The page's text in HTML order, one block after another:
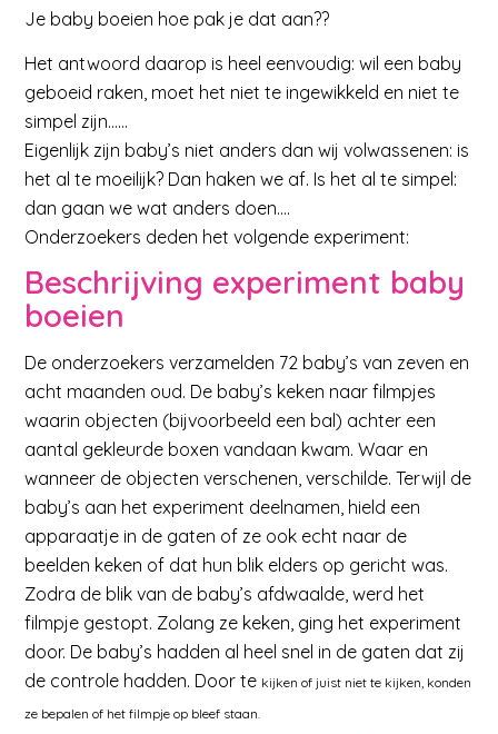
Je baby boeien hoe pak je dat aan??
Het antwoord daarop is heel eenvoudig: wil een baby
geboeid raken, moet het niet te ingewikkeld en niet te
simpel zijn……
Eigenlijk zijn baby’s niet anders dan wij volwassenen: is
het al te moeilijk? Dan haken we af. Is het al te simpel:
dan gaan we wat anders doen….
Onderzoekers deden het volgende experiment:
Beschrijving experiment baby
boeien
De onderzoekers verzamelden 72 baby’s van zeven en
acht maanden oud. De baby’s keken naar filmpjes
waarin objecten (bijvoorbeeld een bal) achter een
aantal gekleurde boxen vandaan kwam. Waar en
wanneer de objecten verschenen, verschilde. Terwijl de
baby’s aan het experiment deelnamen, hield een
apparaatje in de gaten of ze ook echt naar de
beelden keken of dat hun blik elders op gericht was.
Zodra de blik van de baby’s afdwaalde, werd het
filmpje gestopt. Zolang ze keken, ging het experiment
door. De baby’s hadden al heel snel in de gaten dat zij
de controle hadden. Door te kijken of juist niet te kijken, konden
ze bepalen of het filmpje op bleef staan.